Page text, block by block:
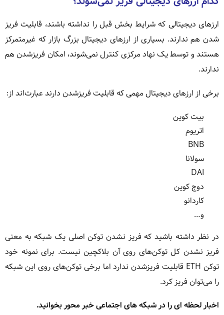
ارزهای دیجیتالی که شرایط بخش قبل را نداشته باشند، قابلیت فریز
شدن هم ندارند. بسیاری از ارزهای دیجیتال بزرگ بازار که غیرمتمرکز
هستند و توسط یک نهاد مرکزی کنترل نمی‌شوند، امکان فریزشدن هم
ندارند.
برخی از ارزهای دیجیتال مهمی که قابلیت فریزشدن دارند عبارت‌اند از:
بیت کوین
اتریوم
BNB
سولانا
DAI
دوج کوین
کاردانو
و…
در نظر داشته باشید که فریز نشدن توکن اصلی یک شبکه به معنی
فریز نشدن کل توکن‌های روی آن بلاکچین نیست. برای نمونه خود
توکن ETH قابلیت فریزشدن ندارد اما برخی توکن‌های روی این شبکه
را می‌توان فریز کرد.
اخبار لحظه ای را در شبکه های اجتماعی خبر محور بخوانید.